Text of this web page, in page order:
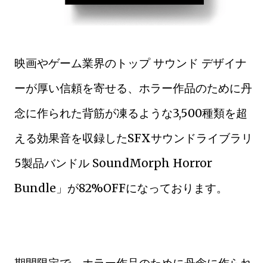
映画やゲーム業界のトップ サウンド デザイナ
ーが厚い信頼を寄せる、ホラー作品のために丹
念に作られた背筋が凍るような3,500種類を超
える効果音を収録したSFXサウンドライブラリ
5製品バンドル SoundMorph Horror
Bundle」が82%OFFになっております。